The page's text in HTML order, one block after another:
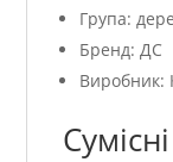
Група:
Бренд: ДС
Виробник: